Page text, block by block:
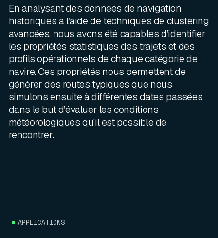
En analysant des données de navigation
historiques à l’aide de techniques de clustering
avancées, nous avons été capables d’identifier
les propriétés statistiques des trajets et des
profils opérationnels de chaque catégorie de
navire. Ces propriétés nous permettent de
générer des routes typiques que nous
simulons ensuite à différentes dates passées
dans le but d’évaluer les conditions
météorologiques qu’il est possible de
rencontrer.
APPLICATIONS